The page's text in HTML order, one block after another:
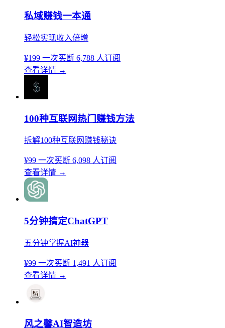
私域赚钱一本通
轻松实现收入倍增
¥199 一次买断 6,788 人订阅
查看详情 →
100种互联网热门赚钱方法
拆解100种互联网赚钱秘诀
¥99 一次买断 6,098 人订阅
查看详情 →
5分钟搞定ChatGPT
五分钟掌握AI神器
¥99 一次买断 1,491 人订阅
查看详情 →
风之馨AI智造坊